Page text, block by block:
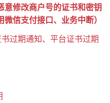
意修改商户号的证书和密钥
信支付接口、业务中断）
过期通知、平台证书过期